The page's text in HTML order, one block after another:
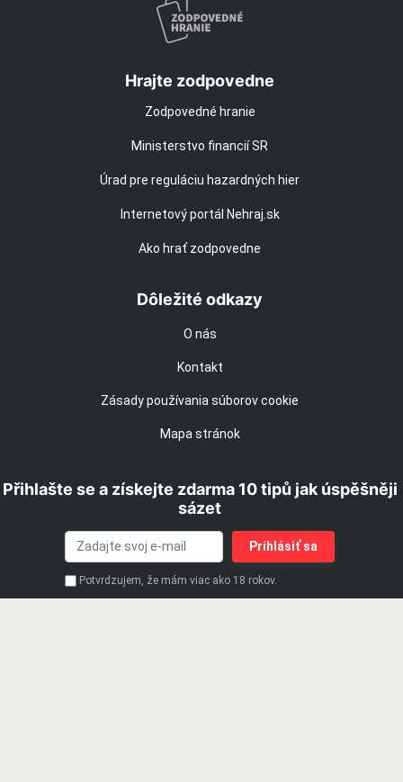
Hrajte zodpovedne
Zodpovedné hranie
Ministerstvo financií SR
Úrad pre reguláciu hazardných hier
Internetový portál Nehraj.sk
Ako hrať zodpovedne
Dôležité odkazy
O nás
Kontakt
Zásady používania súborov cookie
Mapa stránok
Přihlašte se a získejte zdarma 10 tipů jak úspěšněji
sázet
Potvrdzujem, že mám viac ako 18 rokov.